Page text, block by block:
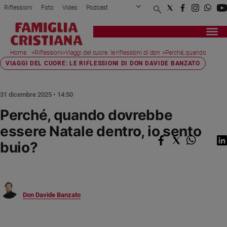
Attualità
Italia
Cronaca
Mondo
Legalità
e
giustizia
Sport
Papa
Riflessioni Foto Video Podcast
Privacy Policy Chi siamo
Registrati Redazione
Home
page
>Riflessioni>Viaggi del cuore: le riflessioni di don
Davide Banzato
>Perché, quando
dovrebbe ...
VIAGGI DEL CUORE: LE RIFLESSIONI DI DON DAVIDE BANZATO
Perché, quando dovrebbe
essere Natale dentro, io sento
buio?
Don Davide Banzato
31 dicembre 2025 • 14:50